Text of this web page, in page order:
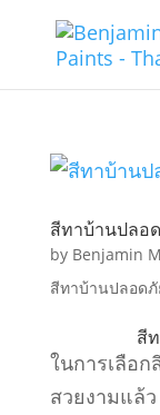
สีทาบ้านปลอ
by Benjamin
สีทาบ้านปลอดภั
สี
ในการเลือ
สวยงามแล้